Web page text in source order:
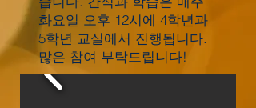
화요일 오후 12시에 4학년과
5학년 교실에서 진행됩니다.
많은 참여 부탁드립니다!